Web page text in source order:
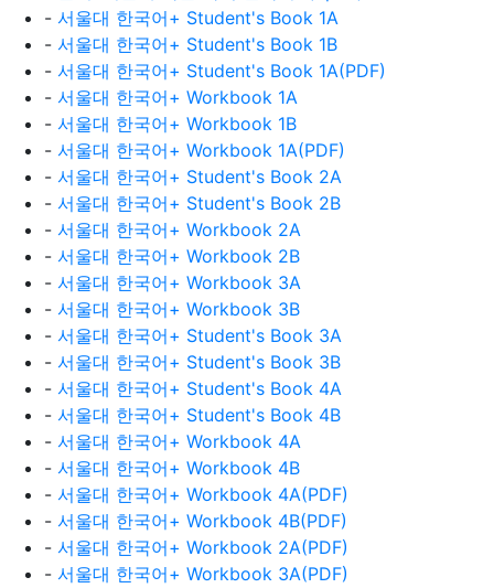
- 서울대 한국어+ Student's Book 1A
- 서울대 한국어+ Student's Book 1B
- 서울대 한국어+ Student's Book 1A(PDF)
- 서울대 한국어+ Workbook 1A
- 서울대 한국어+ Workbook 1B
- 서울대 한국어+ Workbook 1A(PDF)
- 서울대 한국어+ Student's Book 2A
- 서울대 한국어+ Student's Book 2B
- 서울대 한국어+ Workbook 2A
- 서울대 한국어+ Workbook 2B
- 서울대 한국어+ Workbook 3A
- 서울대 한국어+ Workbook 3B
- 서울대 한국어+ Student's Book 3A
- 서울대 한국어+ Student's Book 3B
- 서울대 한국어+ Student's Book 4A
- 서울대 한국어+ Student's Book 4B
- 서울대 한국어+ Workbook 4A
- 서울대 한국어+ Workbook 4B
- 서울대 한국어+ Workbook 4A(PDF)
- 서울대 한국어+ Workbook 4B(PDF)
- 서울대 한국어+ Workbook 2A(PDF)
- 서울대 한국어+ Workbook 3A(PDF)